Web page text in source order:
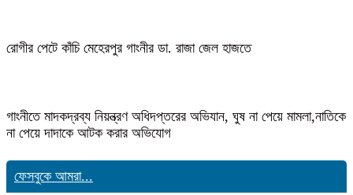
রোগীর পেটে কাঁচি মেহেরপুর গাংনীর ডা. রাজা জেল হাজতে
গাংনীতে মাদকদ্রব্য নিয়ন্ত্রণ অধিদপ্তরের অভিযান, ঘুষ না পেয়ে মামলা,নাতিকে
না পেয়ে দাদাকে আটক করার অভিযোগ
ফেসবুকে আমরা...